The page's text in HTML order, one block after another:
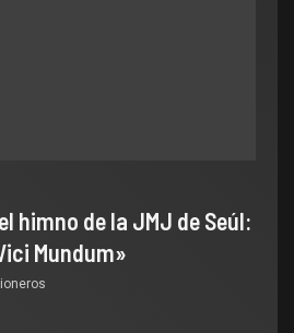
himno de la JMJ de Seúl:
Mundum»